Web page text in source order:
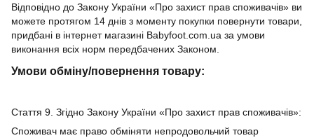
Відповідно до Закону України «Про захист прав споживачів» ви
можете протягом 14 днів з моменту покупки повернути товари,
придбані в інтернет магазині Babyfoot.com.ua за умови
виконання всіх норм передбачених Законом.
Умови обміну/повернення товару:
Стаття 9. Згідно Закону України «Про захист прав споживачів»:
Споживач має право обміняти непродовольчий товар